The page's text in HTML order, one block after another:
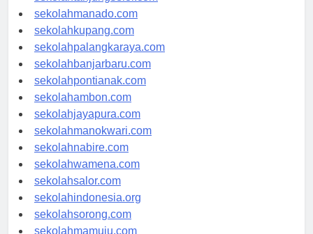
sekolahtanjungselor.com
sekolahmanado.com
sekolahkupang.com
sekolahpalangkaraya.com
sekolahbanjarbaru.com
sekolahpontianak.com
sekolahambon.com
sekolahjayapura.com
sekolahmanokwari.com
sekolahnabire.com
sekolahwamena.com
sekolahsalor.com
sekolahindonesia.org
sekolahsorong.com